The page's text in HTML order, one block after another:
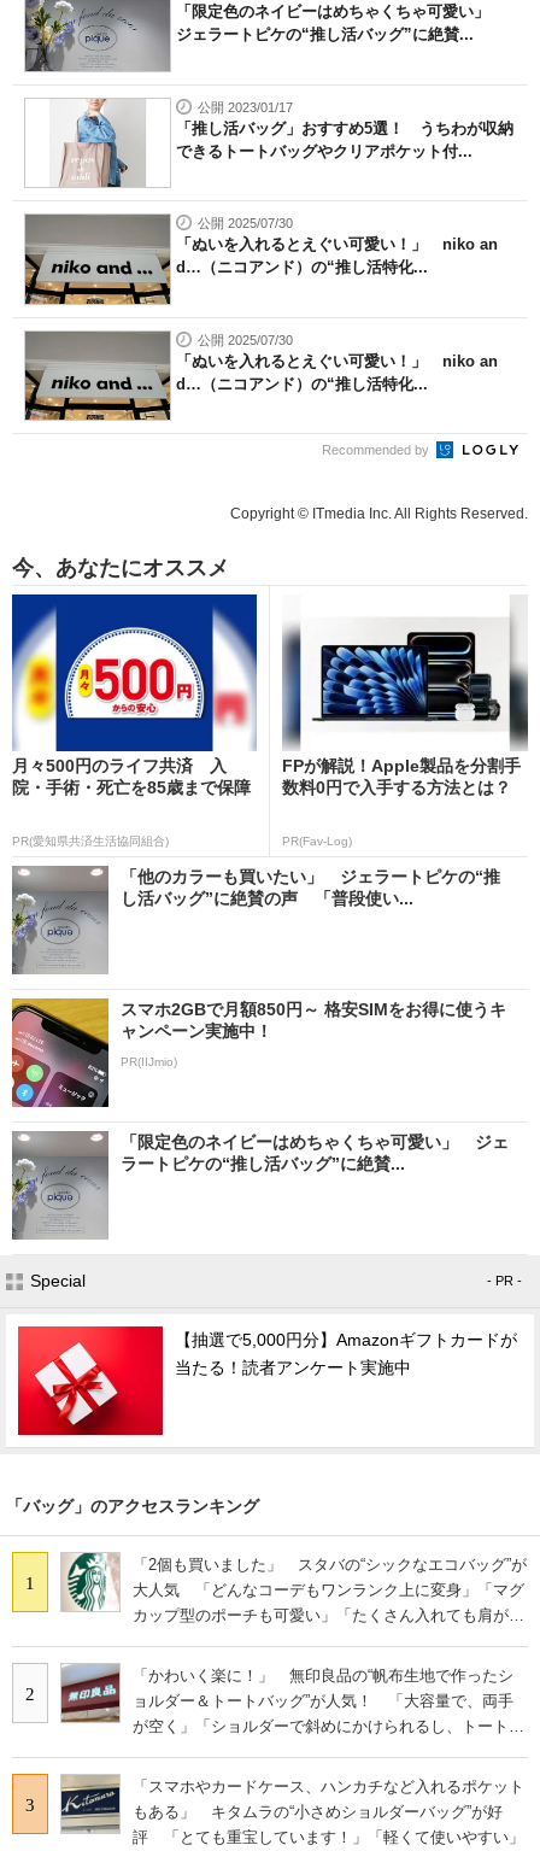
「限定色のネイビーはめちゃくちゃ可愛い」
ジェラートピケの“推し活バッグ”に絶賛...
公開 2023/01/17
「推し活バッグ」おすすめ5選！ うちわが収納
できるトートバッグやクリアポケット付...
公開 2025/07/30
「ぬいを入れるとえぐい可愛い！」 niko an
d…（ニコアンド）の“推し活特化...
公開 2025/07/30
「ぬいを入れるとえぐい可愛い！」 niko an
d…（ニコアンド）の“推し活特化...
Recommended by
Copyright © ITmedia Inc. All Rights Reserved.
今、あなたにオススメ
月々500円のライフ共済 入
院・手術・死亡を85歳まで保障
PR(愛知県共済生活協同組合)
FPが解説！Apple製品を分割手
数料0円で入手する方法とは？
PR(Fav-Log)
「他のカラーも買いたい」 ジェラートピケの“推
し活バッグ”に絶賛の声 「普段使い...
スマホ2GBで月額850円～ 格安SIMをお得に使うキ
ャンペーン実施中！
PR(IIJmio)
「限定色のネイビーはめちゃくちゃ可愛い」 ジェ
ラートピケの“推し活バッグ”に絶賛...
Special - PR -
【抽選で5,000円分】Amazonギフトカードが
当たる！読者アンケート実施中
「バッグ」のアクセスランキング
1
「2個も買いました」 スタバの“シックなエコバッグ”が
大人気 「どんなコーデもワンランク上に変身」「マグ
カップ型のポーチも可愛い」「たくさん入れても肩が痛
2
「かわいく楽に！」 無印良品の“帆布生地で作ったシ
ョルダー＆トートバッグ”が人気！ 「大容量で、両手
が空く」「ショルダーで斜めにかけられるし、トートで
3
「スマホやカードケース、ハンカチなど入れるポケット
もある」 キタムラの“小さめショルダーバッグ”が好
評 「とても重宝しています！」「軽くて使いやすい」